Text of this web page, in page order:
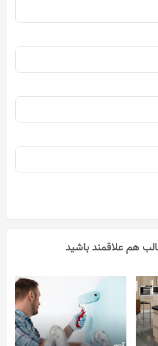
هم علاقمند باشید